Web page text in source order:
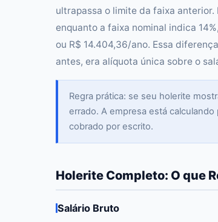
ultrapassa o limite da faixa anterior.
enquanto a faixa nominal indica
ou R$ 14.404,36/ano. Essa
antes, era alíquota única sobre o
Regra prática: se seu holerite
errado. A empresa está
cobrado por escrito.
Holerite Completo: O que
Salário Bruto